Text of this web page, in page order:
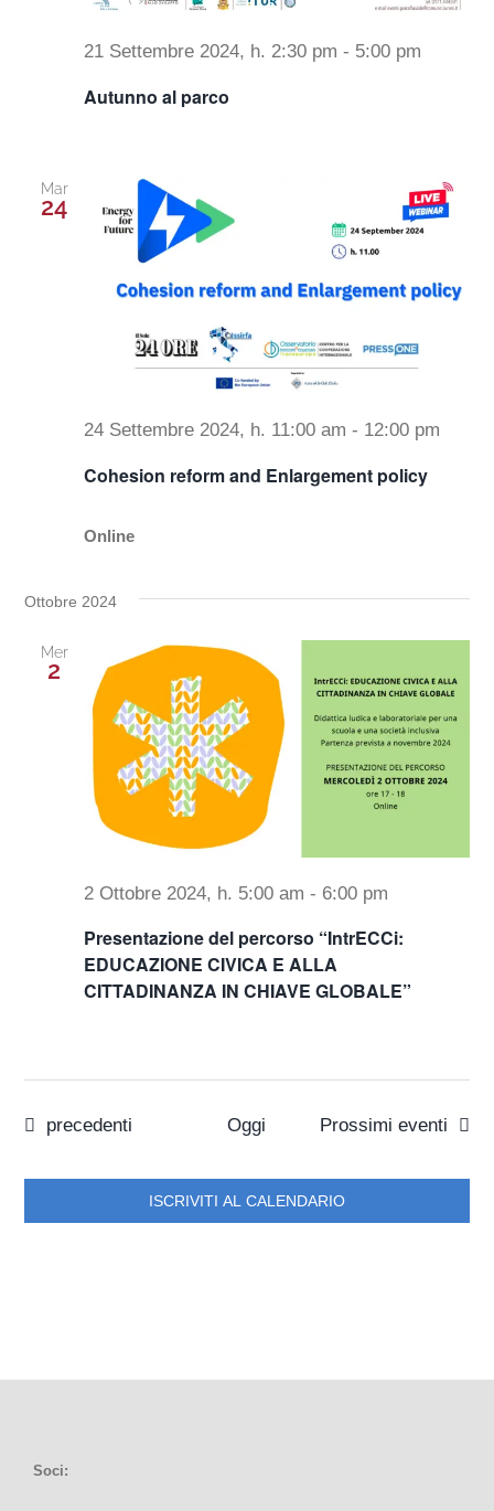
Autunno al parco
21 Settembre 2024, h. 2:30 pm - 5:00 pm
Mar
24
Cohesion reform and Enlargement policy
24 Settembre 2024, h. 11:00 am - 12:00 pm
Online
Ottobre 2024
Mer
2
Presentazione del percorso “IntrECCi:
EDUCAZIONE CIVICA E ALLA
CITTADINANZA IN CHIAVE GLOBALE”
2 Ottobre 2024, h. 5:00 am - 6:00 pm
Eventi
precedenti Oggi Prossimi eventi
ISCRIVITI AL CALENDARIO
Soci: